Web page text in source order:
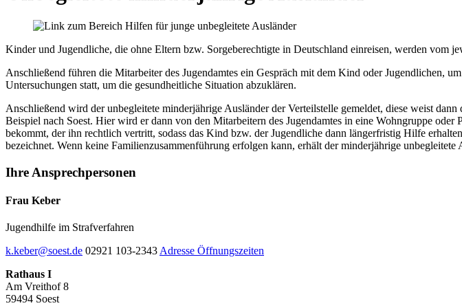
Kinder und Jugendliche, die ohne Eltern bzw. Sorgeberechtigte in Deutschland einreisen, werden vom
Anschließend führen die Mitarbeiter des Jugendamtes ein Gespräch mit dem Kind oder Jugendlichen,
Untersuchungen statt, um die gesundheitliche Situation abzuklären.
Anschließend wird der unbegleitete minderjährige Ausländer der Verteilstelle gemeldet, diese weist
Beispiel nach Soest. Hier wird er dann von den Mitarbeitern des Jugendamtes in eine Wohngruppe
bekommt, der ihn rechtlich vertritt, sodass das Kind bzw. der Jugendliche dann längerfristig Hilfe
bezeichnet. Wenn keine Familienzusammenführung erfolgen kann, erhält der minderjährige
Ihre Ansprechpersonen
Frau Keber
Jugendhilfe im Strafverfahren
k.keber@soest.de 02921 103-2343 Adresse Öffnungszeiten
Rathaus I
Am Vreithof 8
59494 Soest